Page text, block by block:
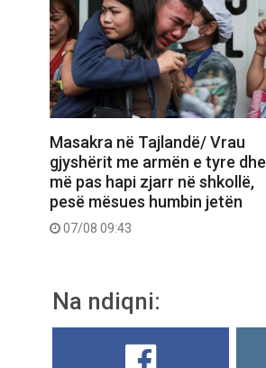
Masakra në Tajlandë/ Vrau
gjyshërit me armën e tyre dhe
më pas hapi zjarr në shkollë,
pesë mësues humbin jetën
07/08 09:43
Na ndiqni: